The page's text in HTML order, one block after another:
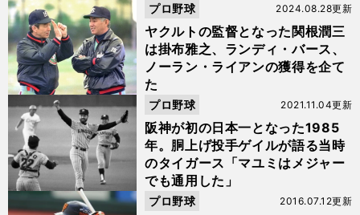
ヤクルトの監督となった関根潤三
は掛布雅之、ランディ・バース、
ノーラン・ライアンの獲得を企て
た
2024.08.28更新
プロ野球
阪神が初の日本一となった1985
年。胴上げ投手ゲイルが語る当時
のタイガース「マユミはメジャー
でも通用した」
2021.11.04更新
プロ野球
2016.07.12更新
プロ野球